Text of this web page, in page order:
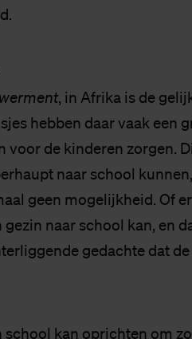
, in Afrika is de
hebben daar vaak een
voor de kinderen zorgen.
naar school
geen mogelijkheid. Of
naar school kan, en
gedachte dat
kan oprichten om